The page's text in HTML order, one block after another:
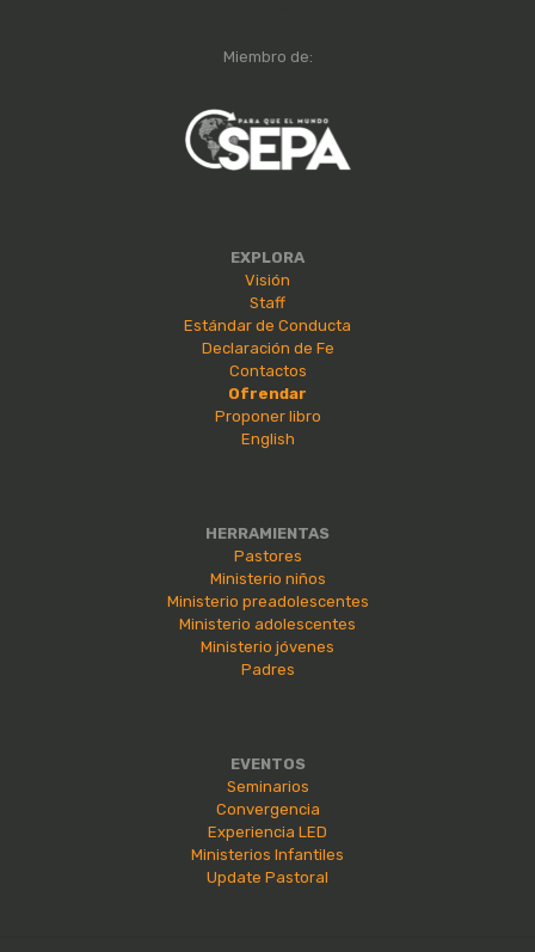
Miembro de:
EXPLORA
Visión
Staff
Estándar de Conducta
Declaración de Fe
Contactos
Ofrendar
Proponer libro
English
HERRAMIENTAS
Pastores
Ministerio niños
Ministerio preadolescentes
Ministerio adolescentes
Ministerio jóvenes
Padres
EVENTOS
Seminarios
Convergencia
Experiencia LED
Ministerios Infantiles
Update Pastoral